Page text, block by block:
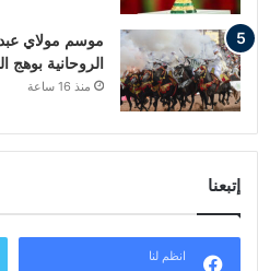
الروحانية بوهج
منذ 16 ساعة
إتبعنا
انظم لنا